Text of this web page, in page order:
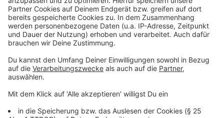
Anzeige
Weitere Infos und Links zum Thema
Anzeige